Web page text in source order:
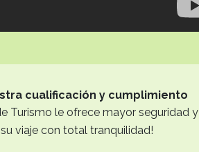
cualificación y cumplimiento
Turismo le ofrece mayor seguridad y
viaje con total tranquilidad!